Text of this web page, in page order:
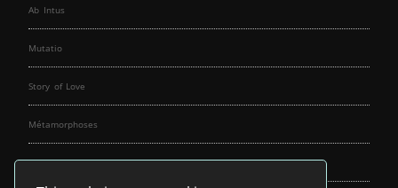
Ab Intus
Mutatio
Story of Love
Métamorphoses
Fallen Angels